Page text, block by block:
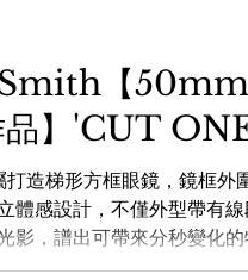
【50mm
品】'CUT
打造梯形方框眼鏡，鏡框外
體感設計，不僅外型帶有線
影，譜出可帶來分秒變化
、正義凜然的風範，為你